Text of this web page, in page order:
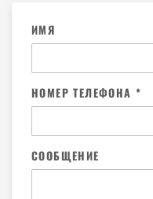
ИМЯ
НОМЕР ТЕЛЕФОНА *
СООБЩЕНИЕ